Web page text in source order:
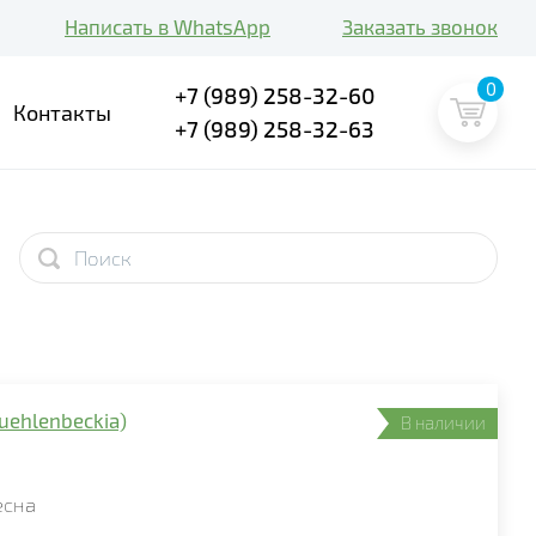
Написать в WhatsApp Заказать звонок
Контакты
+7 (989) 258-32-60
+7 (989) 258-32-63
0
В наличии